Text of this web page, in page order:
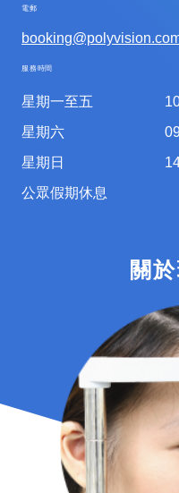
電郵
服務時間
星期一至五
星期六
星期日
公眾假期休息
關